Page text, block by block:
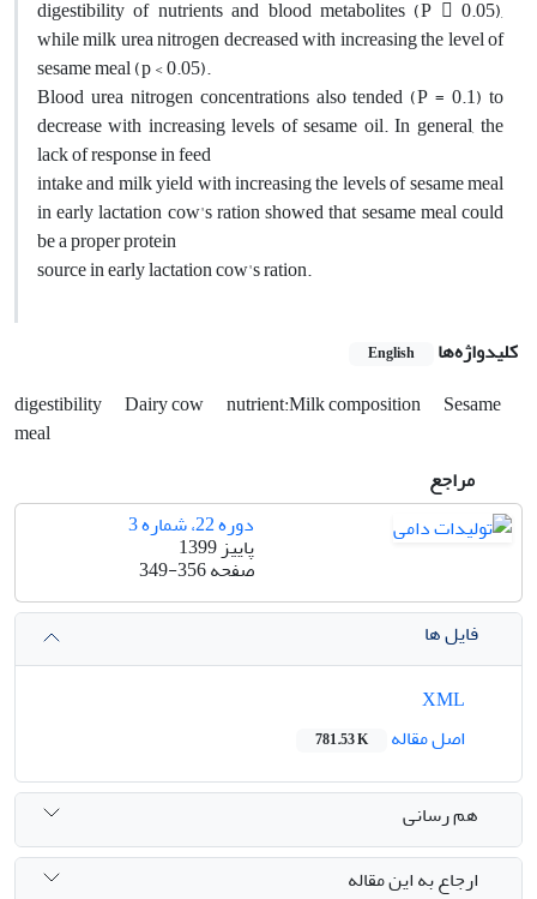
digestibility of nutrients and blood metabolites (P  0.05),
while milk urea nitrogen decreased with increasing the level of
sesame meal (p < 0.05).
Blood urea nitrogen concentrations also tended (P = 0.1) to
decrease with increasing levels of sesame oil. In general, the
lack of response in feed
intake and milk yield with increasing the levels of sesame meal
in early lactation cow's ration showed that sesame meal could
be a proper protein
source in early lactation cow's ration.
کلیدواژه‌ها English
digestibility Dairy cow nutrient:Milk composition
Sesame
meal
مراجع
دوره 22، شماره 3
پاییز 1399
صفحه349-356
فایل ها
اصل مقاله
781.53 K
هم رسانی
ارجاع به این مقاله